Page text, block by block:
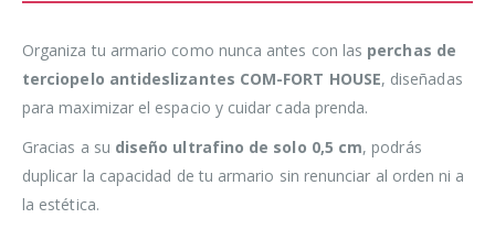
Organiza tu armario como nunca antes con las perchas de
terciopelo antideslizantes COM-FORT HOUSE, diseñadas
para maximizar el espacio y cuidar cada prenda.
Gracias a su diseño ultrafino de solo 0,5 cm, podrás
duplicar la capacidad de tu armario sin renunciar al orden ni a
la estética.